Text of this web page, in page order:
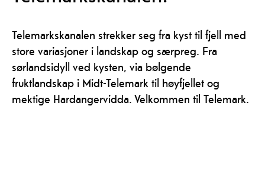
Telemarkskanalen strekker seg fra kyst til fjell med
store variasjoner i landskap og særpreg. Fra
sørlandsidyll ved kysten, via bølgende
fruktlandskap i Midt-Telemark til høyfjellet og
mektige Hardangervidda. Velkommen til Telemark.